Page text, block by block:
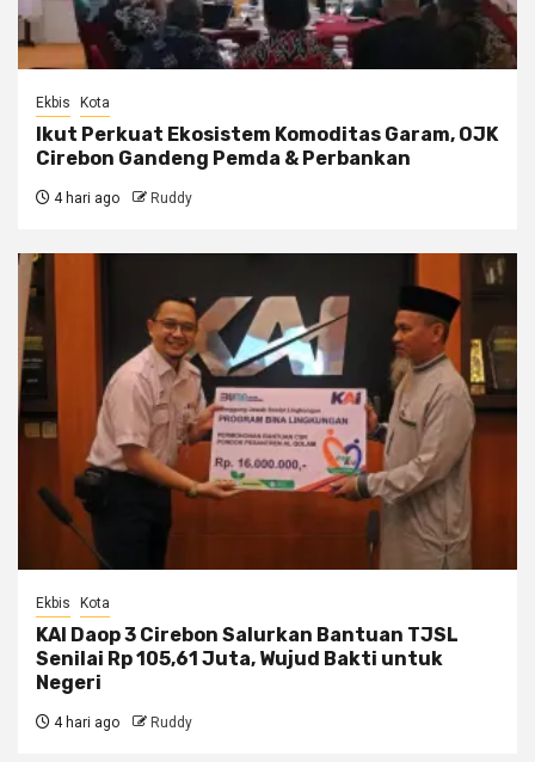
Ekbis Kota
Ikut Perkuat Ekosistem Komoditas Garam, OJK
Cirebon Gandeng Pemda & Perbankan
4 hari ago Ruddy
Ekbis Kota
KAI Daop 3 Cirebon Salurkan Bantuan TJSL
Senilai Rp 105,61 Juta, Wujud Bakti untuk
Negeri
4 hari ago Ruddy